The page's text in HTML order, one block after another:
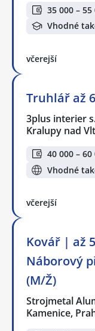
35 000 – 55
Vhodné
včerejší
Truhlář až
3plus interier
Kralupy nad
40 000 – 60
Vhodné
včerejší
Kovář | až
Náborový
(M/Ž)
Strojmetal
Kamenice,